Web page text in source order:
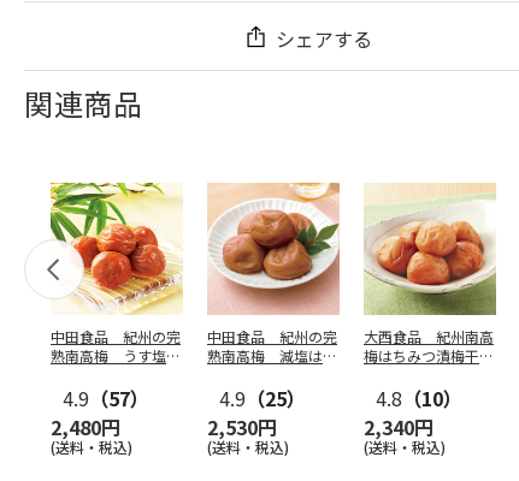
シェアする
関連商品
中田食品 紀州の完
熟南高梅 うす塩味
4.9 （57）
2,480円
(送料・税込)
中田食品 紀州の完
熟南高梅 減塩はち
4.9 （25）
2,530円
(送料・税込)
大西食品 紀州南高
梅はちみつ漬梅干
4.8 （10）
2,340円
(送料・税込)